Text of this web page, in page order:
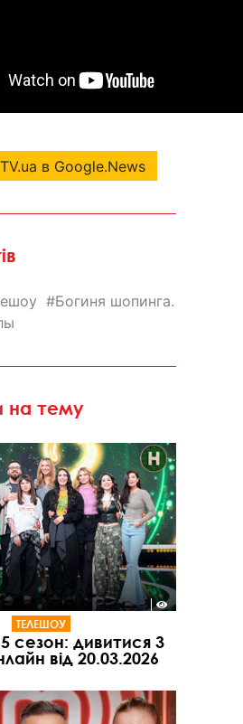
в Google.News
Богиня шопинга.
на тему
ТЕЛЕШОУ
сезон: дивитися 3
від 20.03.2026